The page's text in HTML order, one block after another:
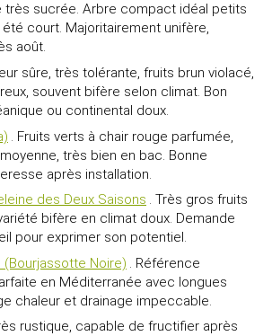
très sucrée. Arbre compact idéal petits
court. Majoritairement unifère,
août.
sûre, très tolérante, fruits brun violacé,
souvent bifère selon climat. Bon
ou continental doux.
. Fruits verts à chair rouge parfumée,
très bien en bac. Bonne
après installation.
des Deux Saisons . Très gros fruits
bifère en climat doux. Demande
pour exprimer son potentiel.
Noire) . Référence
en Méditerranée avec longues
chaleur et drainage impeccable.
rustique, capable de fructifier après